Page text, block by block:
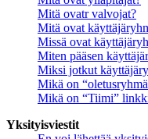
Mitä ovatr valvojat?
Mitä ovat
Missä ovat
Miten pääsen
Miksi jotkut
Mikä on
Mikä on “Tiimi”
Yksityisviestit